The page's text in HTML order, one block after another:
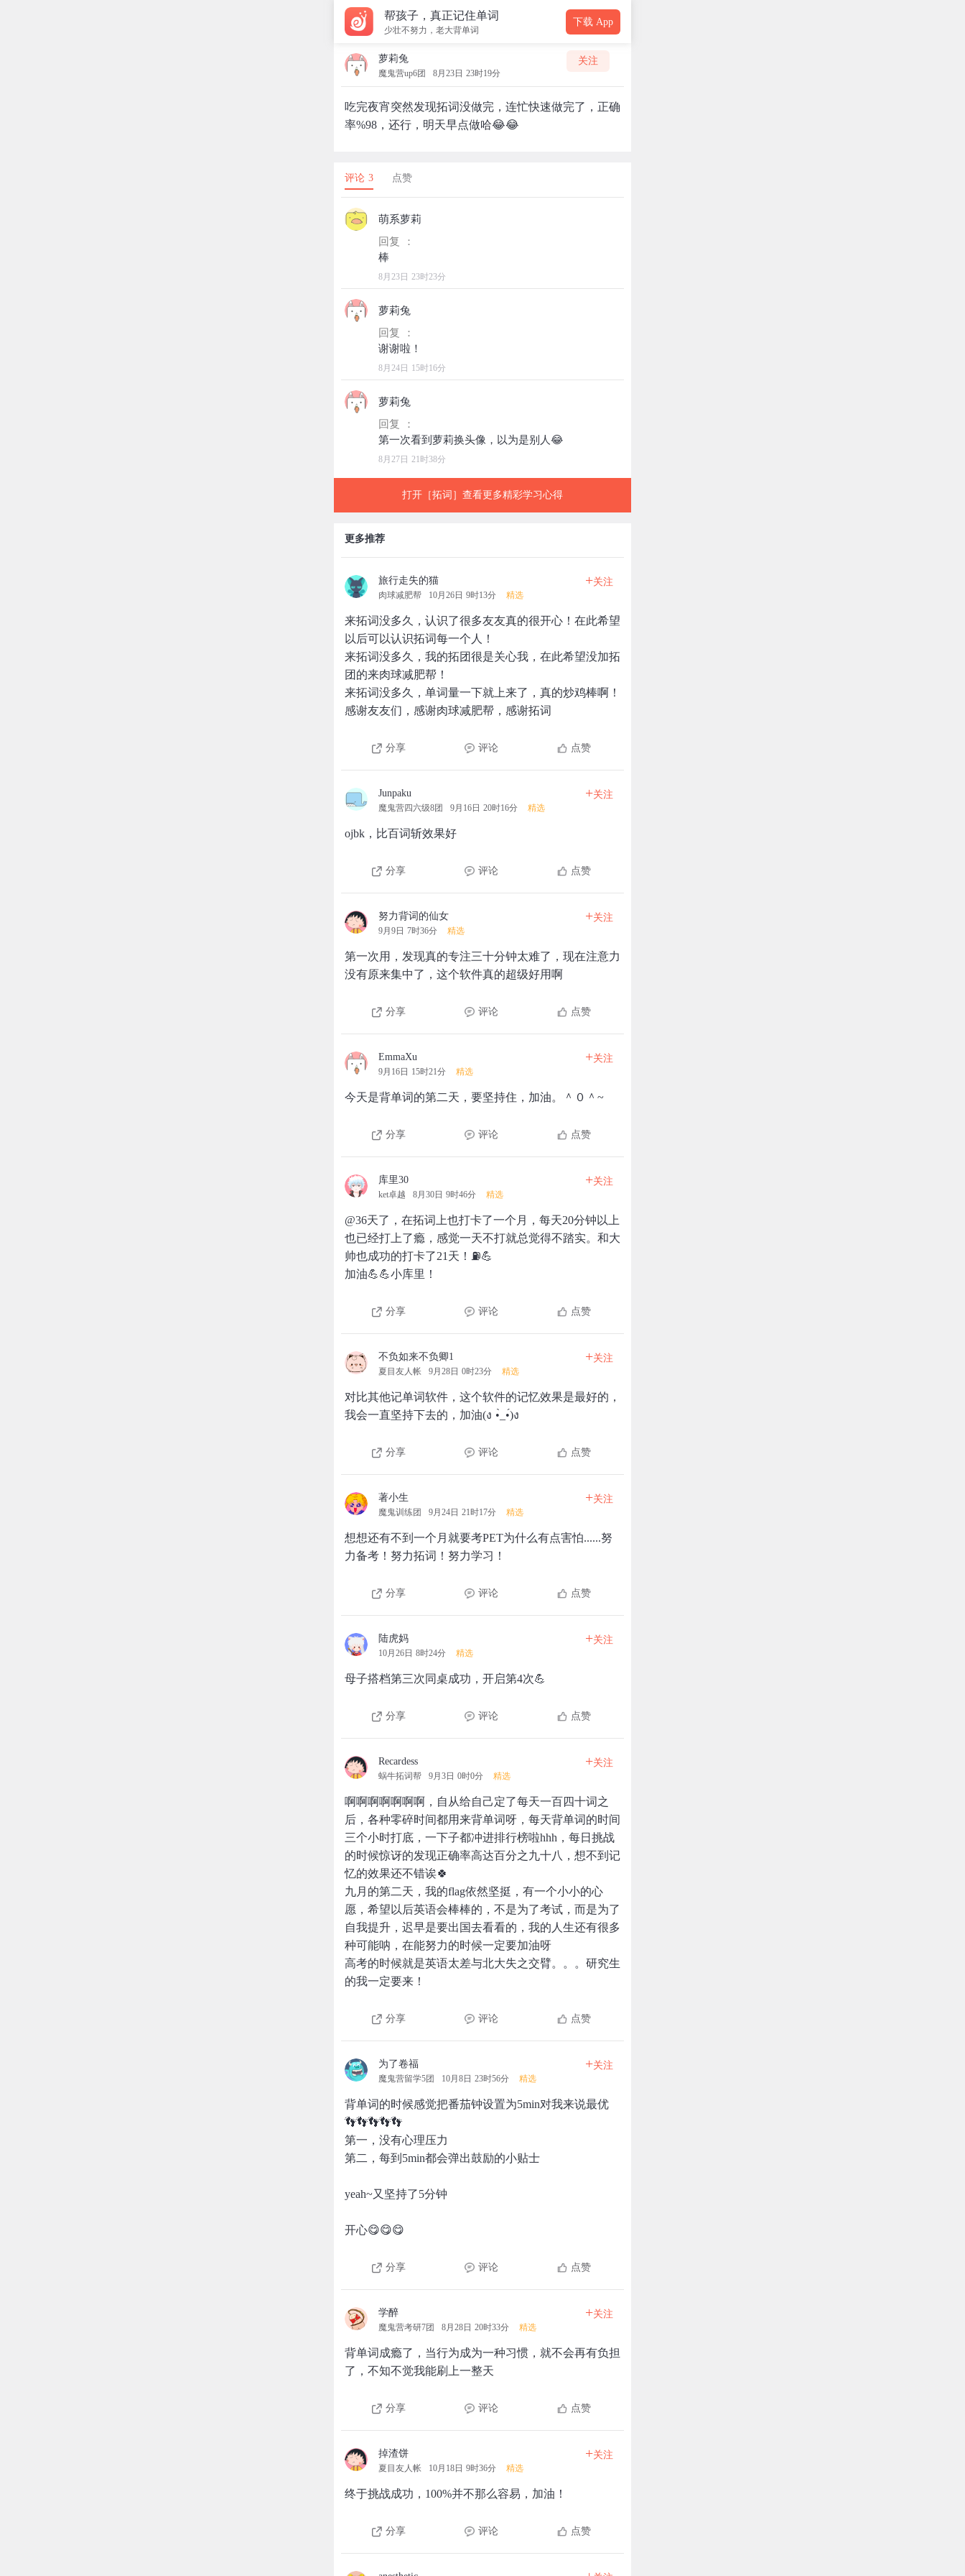
帮孩子，真正记住单词
少壮不努力，老大背单词
下载 App
萝莉兔
魔鬼营up6团 8月23日 23时19分
关注
吃完夜宵突然发现拓词没做完，连忙快速做完了，正确
率%98，还行，明天早点做哈😂😂
评论 3 点赞
萌系萝莉
回复 ：
8月23日 23时23分
萝莉兔
回复 ：
8月24日 15时16分
萝莉兔
回复 ：
8月27日 21时38分
打开［拓词］查看更多精彩学习心得
更多推荐
旅行走失的猫
肉球减肥帮 10月26日 9时13分 精选
+关注
来拓词没多久，认识了很多友友真的很开心！在此希望
以后可以认识拓词每一个人！
来拓词没多久，我的拓团很是关心我，在此希望没加拓
团的来肉球减肥帮！
来拓词没多久，单词量一下就上来了，真的炒鸡棒啊！
感谢友友们，感谢肉球减肥帮，感谢拓词
分享 评论 点赞
Junpaku
魔鬼营四六级8团 9月16日 20时16分 精选
+关注
ojbk，比百词斩效果好
分享 评论 点赞
努力背词的仙女
9月9日 7时36分 精选
+关注
第一次用，发现真的专注三十分钟太难了，现在注意力
没有原来集中了，这个软件真的超级好用啊
分享 评论 点赞
EmmaXu
9月16日 15时21分 精选
+关注
今天是背单词的第二天，要坚持住，加油。＾０＾~
分享 评论 点赞
库里30
ket卓越 8月30日 9时46分 精选
+关注
@36天了，在拓词上也打卡了一个月，每天20分钟以上
也已经打上了瘾，感觉一天不打就总觉得不踏实。和大
帅也成功的打卡了21天！⛽️💪
加油💪💪小库里！
分享 评论 点赞
不负如来不负卿1
夏目友人帐 9月28日 0时23分 精选
+关注
对比其他记单词软件，这个软件的记忆效果是最好的，
我会一直坚持下去的，加油(ง •̀_•́)ง
分享 评论 点赞
著小生
魔鬼训练团 9月24日 21时17分 精选
+关注
想想还有不到一个月就要考PET为什么有点害怕......努
力备考！努力拓词！努力学习！
分享 评论 点赞
陆虎妈
10月26日 8时24分 精选
+关注
母子搭档第三次同桌成功，开启第4次💪
分享 评论 点赞
Recardess
蜗牛拓词帮 9月3日 0时0分 精选
+关注
啊啊啊啊啊啊啊，自从给自己定了每天一百四十词之
后，各种零碎时间都用来背单词呀，每天背单词的时间
三个小时打底，一下子都冲进排行榜啦hhh，每日挑战
的时候惊讶的发现正确率高达百分之九十八，想不到记
忆的效果还不错诶🍀
九月的第二天，我的flag依然坚挺，有一个小小的心
愿，希望以后英语会棒棒的，不是为了考试，而是为了
自我提升，迟早是要出国去看看的，我的人生还有很多
种可能呐，在能努力的时候一定要加油呀
高考的时候就是英语太差与北大失之交臂。。。研究生
的我一定要来！
分享 评论 点赞
为了卷福
魔鬼营留学5团 10月8日 23时56分 精选
+关注
背单词的时候感觉把番茄钟设置为5min对我来说最优
👣👣👣👣👣
第一，没有心理压力
第二，每到5min都会弹出鼓励的小贴士
yeah~又坚持了5分钟
开心😋😋😋
分享 评论 点赞
学醉
魔鬼营考研7团 8月28日 20时33分 精选
+关注
背单词成瘾了，当行为成为一种习惯，就不会再有负担
了，不知不觉我能刷上一整天
分享 评论 点赞
掉渣饼
夏目友人帐 10月18日 9时36分 精选
+关注
终于挑战成功，100%并不那么容易，加油！
分享 评论 点赞